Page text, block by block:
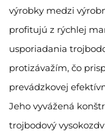
výrobky medzi
profitujú z rýchlej
usporiadania
protizávažím, čo
prevádzkovej
Jeho vyvážená
trojbodový